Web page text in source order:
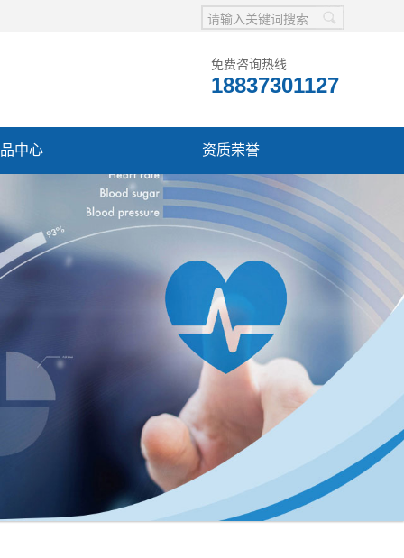
免费咨询热线
18837301127
中心 资质荣誉